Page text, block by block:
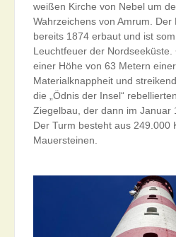
weißen Kirche von Nebel um
Wahrzeichens von Amrum. Der
bereits 1874 erbaut und ist
Leuchtfeuer der Nordseeküste.
einer Höhe von 63 Metern
Materialknappheit und
die „Ödnis der Insel“
Ziegelbau, der dann im Januar
Der Turm besteht aus 249.000
Mauersteinen.